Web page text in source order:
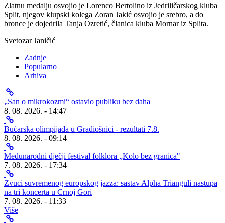
Zlatnu medalju osvojio je Lorenco Bertolino iz Jedriličarskog kluba
Split, njegov klupski kolega Zoran Jakić osvojio je srebro, a do
bronce je dojedrila Tanja Ozretić, članica kluba Mornar iz Splita.
Svetozar Janičić
Zadnje
Popularno
Arhiva
„San o mikrokozmi“ ostavio publiku bez daha
8. 08. 2026. - 14:47
Bućarska olimpijada u Gradiošnici - rezultati 7.8.
8. 08. 2026. - 09:14
Međunarodni dječji festival folklora „Kolo bez granica"
7. 08. 2026. - 17:34
Zvuci suvremenog europskog jazza: sastav Alpha Trianguli nastupa
na tri koncerta u Crnoj Gori
7. 08. 2026. - 11:33
Više